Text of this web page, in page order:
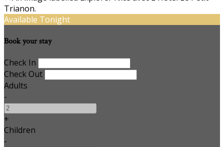
Available Tonight
Book your stay
Check In
Check Out
Adults
-
+
Children
-